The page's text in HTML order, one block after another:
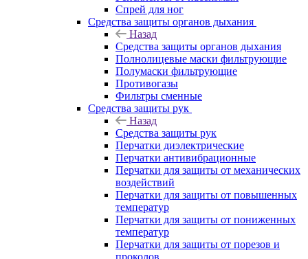
Спрей для ног
Средства защиты органов дыхания
Назад
Средства защиты органов дыхания
Полнолицевые маски фильтрующие
Полумаски фильтрующие
Противогазы
Фильтры сменные
Средства защиты рук
Назад
Средства защиты рук
Перчатки диэлектрические
Перчатки антивибрационные
Перчатки для защиты от механических
воздействий
Перчатки для защиты от повышенных
температур
Перчатки для защиты от пониженных
температур
Перчатки для защиты от порезов и
проколов